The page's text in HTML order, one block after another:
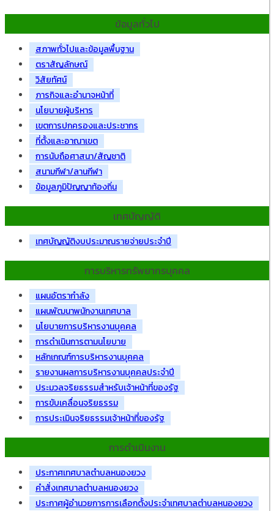
ข้อมูลทั่วไป
สภาพทั่วไปและข้อมูลพื้นฐาน
ตราสัญลักษณ์
วิสัยทัศน์
ภารกิจและอำนาจหน้าที่
นโยบายผู้บริหาร
เขตการปกครองและประชากร
ที่ตั้งและอาณาเขต
การนับถือศาสนา/สัญชาติ
สนามกีฬา/ลานกีฬา
ข้อมูลภูมิปัญญาท้องถิ่น
เทศบัญญัติ
เทศบัญญัติงบประมาณรายจ่ายประจำปี
การบริหารทรัพยากรบุคคล
แผนอัตรากำลัง
แผนพัฒนาพนักงานเทศบาล
นโยบายการบริหารงานบุคคล
การดำเนินการตามนโยบาย
หลักเกณฑ์การบริหารงานบุคคล
รายงานผลการบริหารงานบุคคลประจำปี
ประมวลจริยธรรมสำหรับเจ้าหน้าที่ของรัฐ
การขับเคลื่อนจริยธรรม
การประเมินจริยธรรมเจ้าหน้าที่ของรัฐ
การดำเนินงาน
ประกาศเทศบาลตำบลหนองยวง
คำสั่งเทศบาลตำบลหนองยวง
ประกาศผู้อำนวยการการเลือกตั้งประจำเทศบาลตำบลหนองยวง